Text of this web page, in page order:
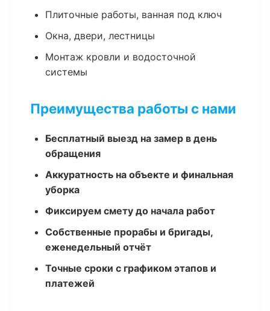
Плиточные работы, ванная под ключ
Окна, двери, лестницы
Монтаж кровли и водосточной
системы
Преимущества работы с нами
Бесплатный выезд на замер в день
обращения
Аккуратность на объекте и финальная
уборка
Фиксируем смету до начала работ
Собственные прорабы и бригады,
еженедельный отчёт
Точные сроки с графиком этапов и
платежей